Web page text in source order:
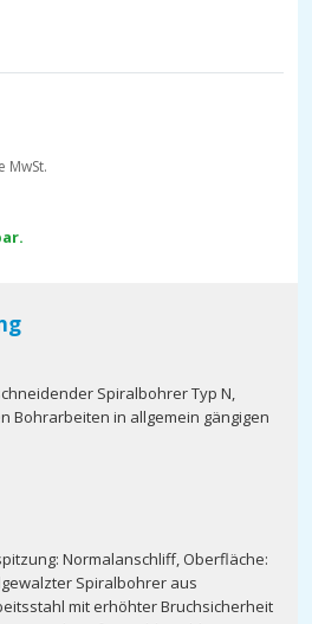
MwSt.
Spiralbohrer Typ N,
Bohrarbeiten in allgemein gängigen
Normalanschliff, Oberfläche:
Spiralbohrer aus
mit erhöhter Bruchsicherheit